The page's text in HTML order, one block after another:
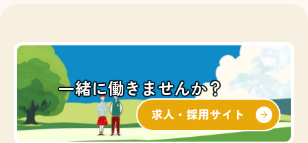
一緒に働きませんか？
求人・採用サイト